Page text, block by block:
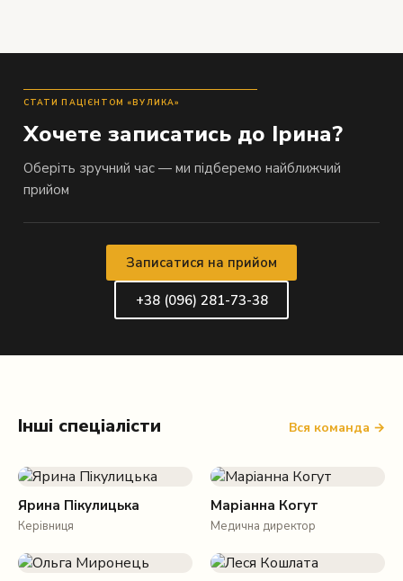
СТАТИ ПАЦІЄНТОМ «ВУЛИКА»
Хочете записатись до Ірина?
Оберіть зручний час — ми підберемо найближчий
прийом
Записатися на прийом
+38 (096) 281-73-38
Інші спеціалісти Вся команда →
Ярина Пікулицька
Керівниця
Маріанна Когут
Медична директор